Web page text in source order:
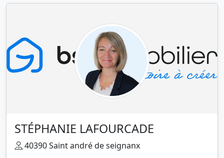
STÉPHANIE LAFOURCADE
40390 Saint andré de seignanx